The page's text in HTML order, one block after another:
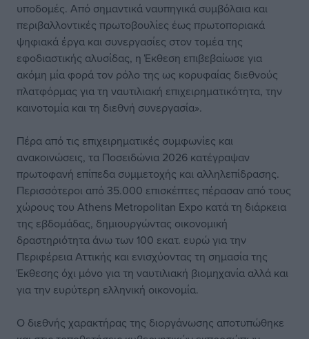
υποδομές. Από σημαντικά ναυπηγικά συμβόλαια και
περιβαλλοντικές πρωτοβουλίες έως πρωτοποριακά
ψηφιακά έργα και συνεργασίες στον τομέα της
εφοδιαστικής αλυσίδας, η Έκθεση επιβεβαίωσε για
ακόμη μία φορά τον ρόλο της ως κορυφαίας διεθνούς
πλατφόρμας για τη ναυτιλιακή επιχειρηματικότητα, την
καινοτομία και τη διεθνή συνεργασία».
Πέρα από τις επιχειρηματικές συμφωνίες και
ανακοινώσεις, τα Ποσειδώνια 2026 κατέγραψαν
πρωτοφανή επίπεδα συμμετοχής και αλληλεπίδρασης.
Περισσότεροι από 35.000 επισκέπτες πέρασαν από τους
χώρους του Athens Metropolitan Expo κατά τη διάρκεια
της εβδομάδας, δημιουργώντας οικονομική
δραστηριότητα άνω των 100 εκατ. ευρώ για την
Περιφέρεια Αττικής και ενισχύοντας τη σημασία της
Έκθεσης όχι μόνο για τη ναυτιλιακή βιομηχανία αλλά και
για την ευρύτερη ελληνική οικονομία.
Ο διεθνής χαρακτήρας της διοργάνωσης αποτυπώθηκε